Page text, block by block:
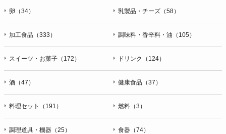
卵（34） 乳製品・チーズ（58）
加工食品（333） 調味料・香辛料・油（105）
スイーツ・お菓子（172） ドリンク（124）
酒（47） 健康食品（37）
料理セット（191） 燃料（3）
調理道具・機器（25） 食器（74）